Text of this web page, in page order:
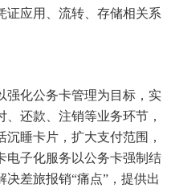
证应用、流转、存储相关系
强化公务卡管理为目标，实
还款、注销等业务环节，
睡卡片，扩大支付范围，
电子化服务以公务卡强制结
差旅报销“痛点”，提供出